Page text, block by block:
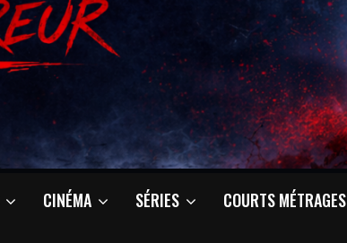
CINÉMA SÉRIES COURTS MÉTRAGES